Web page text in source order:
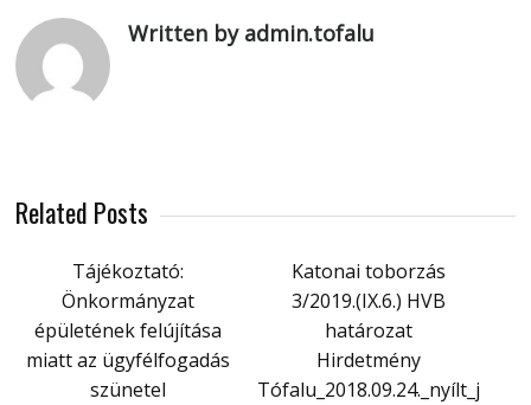
Written by admin.tofalu
Related Posts
Tájékoztató:
Önkormányzat
épületének felújítása
miatt az ügyfélfogadás
szünetel
Katonai toborzás
3/2019.(IX.6.) HVB
határozat
Hirdetmény
Tófalu_2018.09.24._nyílt_j